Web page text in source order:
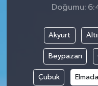
Doğumu:
Akyurt
Beypazarı
Çubuk